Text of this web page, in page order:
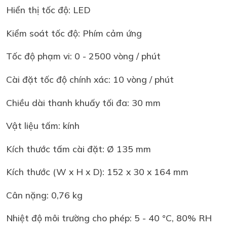
Hiển thị tốc độ: LED
Kiểm soát tốc độ: Phím cảm ứng
Tốc độ phạm vi: 0 - 2500 vòng / phút
Cài đặt tốc độ chính xác: 10 vòng / phút
Chiều dài thanh khuấy tối đa: 30 mm
Vật liệu tấm: kính
Kích thước tấm cài đặt: Ø 135 mm
Kích thước (W x H x D): 152 x 30 x 164 mm
Cân nặng: 0,76 kg
Nhiệt độ môi trường cho phép: 5 - 40 °C, 80% RH